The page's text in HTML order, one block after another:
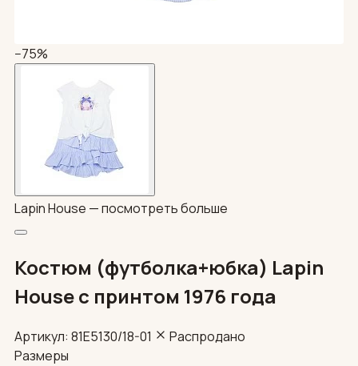
−75%
Lapin House —посмотреть больше
Костюм (футболка+юбка) Lapin
House с принтом 1976 года
Артикул: 81E5130/18-01
Распродано
Размеры